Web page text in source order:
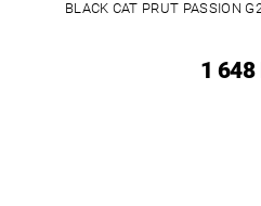
BLACK CAT PRUT PASSION
1 648